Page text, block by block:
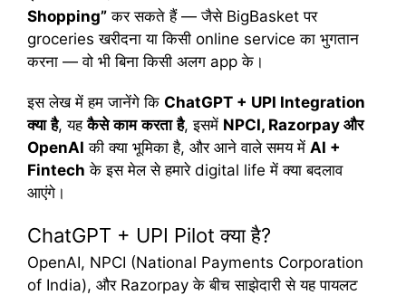
Shopping” कर सकते हैं — जैसे BigBasket पर
groceries खरीदना या किसी online service का भुगतान
करना — वो भी बिना किसी अलग app के।
इस लेख में हम जानेंगे कि ChatGPT + UPI Integration
क्या है, यहकैसे काम करता है, इसमें NPCI, Razorpay और
OpenAI की क्या भूमिका है, और आने वाले समय में AI +
Fintech के इस मेल से हमारे digital life में क्या बदलाव
आएंगे।
ChatGPT + UPI Pilot क्या है?
OpenAI, NPCI (National Payments Corporation
of India), और Razorpay के बीच साझेदारी से यह पायलट